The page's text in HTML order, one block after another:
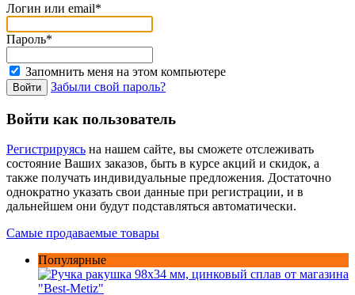
Логин или email*
Пароль*
Запомнить меня на этом компьютере
Забыли свой пароль?
Войти как пользователь
Регистрируясь на нашем сайте, вы сможете отслеживать
состояние Ваших заказов, быть в курсе акций и скидок, а
также получать индивидуальные предложения. Достаточно
однократно указать свои данные при регистрации, и в
дальнейшем они будут подставляться автоматически.
Самые продаваемые товары
Популярные